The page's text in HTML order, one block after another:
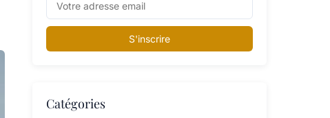
S'inscrire
Catégories